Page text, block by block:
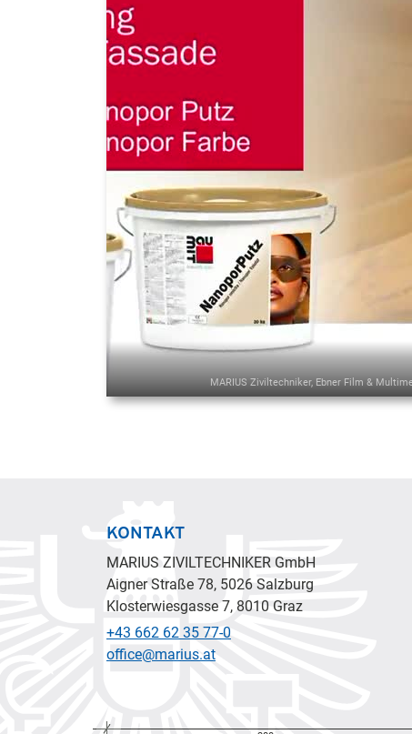
MARIUS Ziviltechniker, Ebner Film &
KONTAKT
MARIUS ZIVILTECHNIKER GmbH
Aigner Straße 78, 5026 Salzburg
Klosterwiesgasse 7, 8010 Graz
+43 662 62 35 77-0
office@marius.at